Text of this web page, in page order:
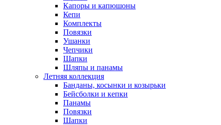
Капоры и капюшоны
Кепи
Комплекты
Повязки
Ушанки
Чепчики
Шапки
Шляпы и панамы
Летняя коллекция
Банданы, косынки и козырьки
Бейсболки и кепки
Панамы
Повязки
Шапки